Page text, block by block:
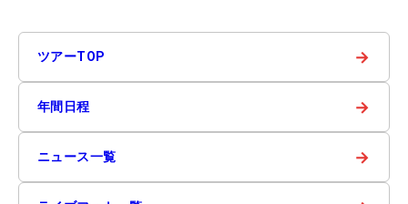
ツアーTOP →
年間日程 →
ニュース一覧 →